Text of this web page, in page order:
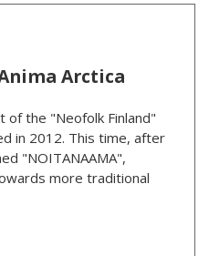
Arctica
of the "Neofolk Finland"
in 2012. This time, after
"NOITANAAMA",
more traditional